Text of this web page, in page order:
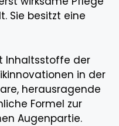
Sie besitzt eine
Inhaltsstoffe der
in der
herausragende
Formel zur
Augenpartie.